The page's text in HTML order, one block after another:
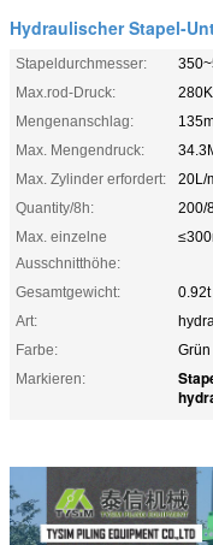
Hydraulischer Stapel-
Stapeldurchmesser:
Max.rod-Druck:
Mengenanschlag:
Max. Mengendruck:
Max. Zylinder erfordert:
20L/
Quantity/8h:
200/
Max. einzelne
Ausschnitthöhe:
Gesamtgewicht:
0.92t
Art:
Farbe:
Markieren: